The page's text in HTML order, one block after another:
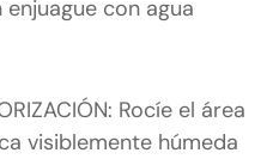
con agua
Rocíe el área
visiblemente húmeda